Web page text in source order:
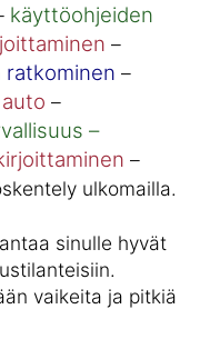
käyttöohjeiden
–
ratkominen –
–
–
–
ulkomailla.
sinulle hyvät
vaikeita ja pitkiä